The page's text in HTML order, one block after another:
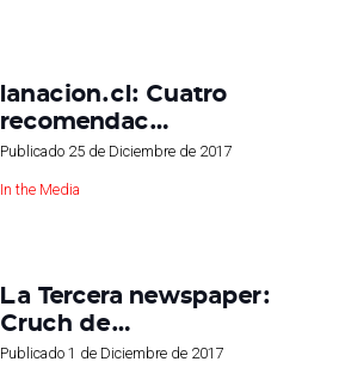
lanacion.cl: Cuatro
recomendac…
Publicado 25 de Diciembre de 2017
In the Media
La Tercera newspaper:
Cruch de…
Publicado 1 de Diciembre de 2017